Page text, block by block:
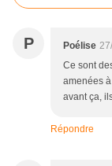
P Poélise
Ce sont
amenées
avant ça,
Répondre